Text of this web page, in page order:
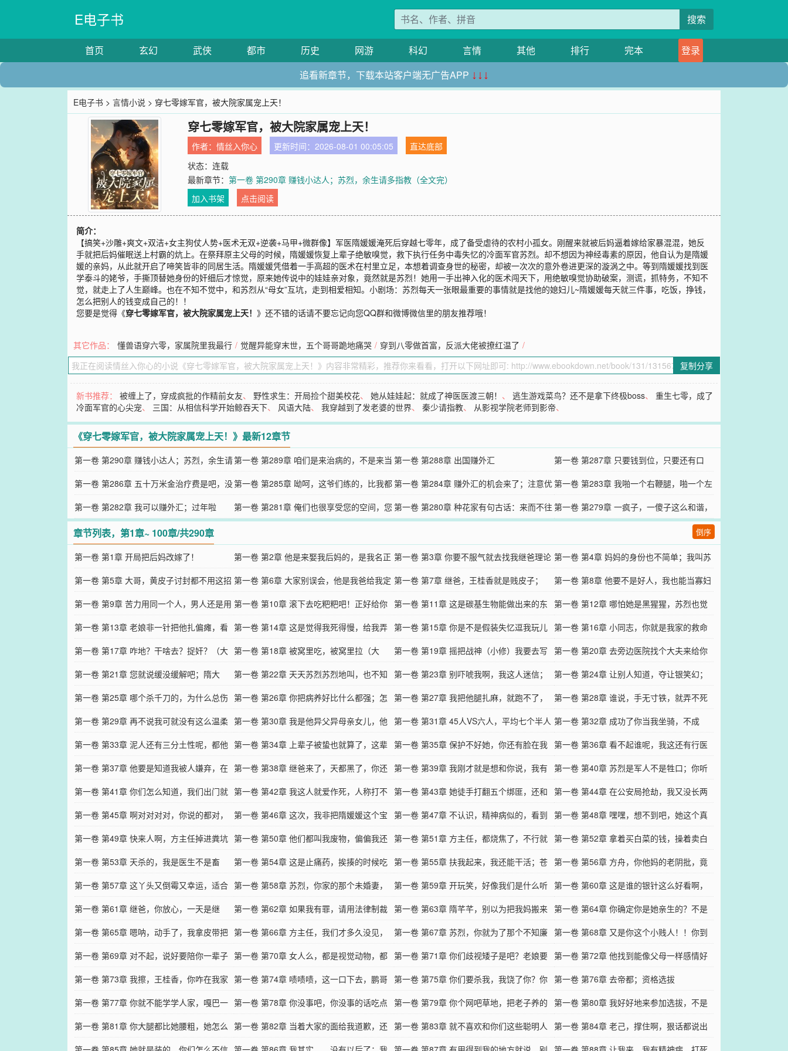
E电子书 搜索
首页 玄幻 武侠 都市 历史 网游 科幻 言情 其他 排行 完本
登录
追看新章节，下载本站客户端无广告APP ↓↓↓
E电子书 >言情小说 > 穿七零嫁军官，被大院家属宠上天！
穿七零嫁军官，被大院家属宠上天！
作者：情丝入你心 更新时间：2026-08-01 00:05:05
直达底部
状态：连载
最新章节：第一卷 第290章 赚钱小达人；苏烈，余生请多指教（全文完）
加入书架
点击阅读
简介：
【搞笑+沙雕+爽文+双洁+女主狗仗人势+医术无双+逆袭+马甲+微群像】军医隋媛媛淹死后穿越七零年，成了备受虐待的农村小孤女。刚醒来就被后妈逼着嫁给家暴混混，她反
手就把后妈催眠送上村霸的炕上。在祭拜原主父母的时候，隋媛媛恢复上辈子绝敏嗅觉，救下执行任务中毒失忆的冷面军官苏烈。却不想因为神经毒素的原因，他自认为是隋媛
媛的亲妈，从此就开启了啼笑皆非的同居生活。隋媛媛凭借着一手高超的医术在村里立足，本想着调查身世的秘密，却被一次次的意外卷进更深的漩涡之中。等到隋媛媛找到医
学泰斗的姥爷，手撕顶替她身份的奸细后才惊觉，原来她传说中的娃娃亲对象，竟然就是苏烈！她用一手出神入化的医术闯天下，用绝敏嗅觉协助破案，测谎，抓特务，不知不
觉，就走上了人生巅峰。也在不知不觉中，和苏烈从“母女”互坑，走到相爱相知。小剧场：苏烈每天一张眼最重要的事情就是找他的媳妇儿~隋媛媛每天就三件事，吃饭，挣钱，
怎么把别人的钱变成自己的！！
您要是觉得《穿七零嫁军官，被大院家属宠上天！》还不错的话请不要忘记向您QQ群和微博微信里的朋友推荐哦！
其它作品： 懂兽语穿六零，家属院里我最行 / 觉醒异能穿末世，五个哥哥跪地痛哭 / 穿到八零做首富，反派大佬被撩红温了 /
复制分享
新书推荐：被缠上了，穿成疯批的作精前女友、 野性求生：开局捡个甜美校花、她从娃娃起：就成了神医医渡三朝！ 、逃生游戏菜鸟？还不是拿下终极boss、重生七零，成了
冷面军官的心尖宠、 三国：从相信科学开始鲸吞天下、 风语大陆、我穿越到了发老婆的世界、秦少请指教、 从影视学院老师到影帝、
《穿七零嫁军官，被大院家属宠上天！》最新12章节
第一卷 第290章 赚钱小达人；苏烈，余生请
多指教（全文完）
第一卷 第289章 咱们是来治病的，不是来当
孙子的。
第一卷 第288章 出国赚外汇
第一卷 第287章 只要钱到位，只要还有口
气，我都能给薅回来
第一卷 第286章 五十万米金治疗费是吧，没
问题
第一卷 第285章 呦呵，这爷们练的，比我都
大
第一卷 第284章 赚外汇的机会来了；注意优
生优育
第一卷 第283章 我啪一个右鞭腿，啪一个左
前蹬
第一卷 第282章 我可以赚外汇；过年啦
第一卷 第281章 俺们也很享受您的空间，您 第一卷 第280章 种花家有句古话：来而不往 第一卷 第279章 一疯子，一傻子这么和谐，
章节列表，第1章~ 100章/共290章 倒序
第一卷 第1章 开局把后妈改嫁了！
第一卷 第2章 他是来娶我后妈的，是我名正
言顺的继爸！
第一卷 第3章 你要不服气就去找我继爸理论
啊
第一卷 第4章 妈妈的身份也不简单；我叫苏
烈，请帮我包扎
第一卷 第5章 大哥，黄皮子讨封都不用这招
好么
第一卷 第6章 大家别误会，他是我爸给我定
的娃娃亲。
第一卷 第7章 继爸，王桂香就是贱皮子；
滚，还是等我给钱
第一卷 第8章 他要不是好人，我也能当寡妇
的；考赤脚医生
第一卷 第9章 苦力用同一个人，男人还是用
同一个；狗咬狗
第一卷 第10章 滚下去吃粑粑吧！正好给你
们漱漱口！
第一卷 第11章 这是碳基生物能做出来的东
西？这是核反应堆
第一卷 第12章 哪怕她是黑猩猩，苏烈也觉
得她是最漂亮那只
第一卷 第13章 老娘非一针把他扎偏瘫，看
看我是不是废物！
第一卷 第14章 这是觉得我死得慢，给我弄
了个加速包啊！
第一卷 第15章 你是不是假装失忆逗我玩儿
呢？托梦感谢吧
第一卷 第16章 小同志，你就是我家的救命
恩人；飞针绝技
第一卷 第17章 咋地？干啥去？捉奸？（大
修）牛牛立大功
第一卷 第18章 被窝里吃，被窝里拉（大
修）
第一卷 第19章 摇把战神（小修）我要去写
大字报告你们！
第一卷 第20章 去旁边医院找个大夫来给你
当场出题；真神了
第一卷 第21章 您就说缓没缓解吧；隋大
夫，我们看好你！
第一卷 第22章 天天苏烈苏烈地叫，也不知
道喊妈；你要煮我
第一卷 第23章 别吓唬我啊，我这人迷信；
神了，真不流血了
第一卷 第24章 让别人知道，夺让银笑幻；
他们好像冲你来的
第一卷 第25章 哪个杀千刀的，为什么总伤
害我的挚爱亲朋？
第一卷 第26章 你把病养好比什么都强；怎
么诊所还养猴儿啊
第一卷 第27章 我把他腿扎麻，就跑不了，
我不就能生挖子弹
第一卷 第28章 谁说，手无寸铁，就弄不死
你们？
第一卷 第29章 再不说我可就没有这么温柔
了；来新鬼了
第一卷 第30章 我是他异父异母亲女儿，他
是我路边捡的亲妈
第一卷 第31章 45人VS六人，平均七个半人
踹咱一个
第一卷 第32章 成功了你当我坐骑，不成
功，我让苏烈叫你爹
第一卷 第33章 泥人还有三分土性呢，都他
妈把她当面团捏呢
第一卷 第34章 上辈子被蛰也就算了，这辈
子也被蜜蜂蛰
第一卷 第35章 保护不好她，你还有脸在我
家住；这房子方我
第一卷 第36章 看不起谁呢，我这还有行医
证呢
第一卷 第37章 他要是知道我被人嫌弃，在
天之灵，该夺伤心
第一卷 第38章 继爸来了，天都黑了，你还
出来溜猪啊？
第一卷 第39章 我刚才就是想和你说，我有
枪！
第一卷 第40章 苏烈是军人不是牲口；你听
到了，不是我不干
第一卷 第41章 你们怎么知道，我们出门就
抓到五个嫌疑人啊
第一卷 第42章 我这人就爱作死，人称打不
死的小强。
第一卷 第43章 她徒手打翻五个绑匪，还和
我说她胆子小
第一卷 第44章 在公安局抢劫，我又没长两
个脑袋！
第一卷 第45章 啊对对对对，你说的都对，
我就是个废物
第一卷 第46章 这次，我非把隋媛媛这个宝
贝嘎达给挖过来
第一卷 第47章 不认识，精神病似的，看到
我就扑过来！
第一卷 第48章 嘿嘿，想不到吧，她这个真
的，假装冒牌货呢
第一卷 第49章 快来人啊，方主任掉进粪坑
里了！
第一卷 第50章 他们都叫我废物，偏偏我还
不争气，
第一卷 第51章 方主任，都烧焦了，不行就
切了吧
第一卷 第52章 拿着买白菜的钱，操着卖白
粉的心
第一卷 第53章 天杀的，我是医生不是畜
生，凭什么不给我钱
第一卷 第54章 这是止痛药，挨揍的时候吃
两个；骚起来了
第一卷 第55章 扶我起来，我还能干活；苍
蝇腿也是肉啊
第一卷 第56章 方舟，你他妈的老阴批，竟
然出卖我们
第一卷 第57章 这丫头又倒霉又幸运，适合
来咱们特军处
第一卷 第58章 苏烈，你家的那个未婚妻，
是假冒的！
第一卷 第59章 开玩笑，好像我们是什么听
话的人
第一卷 第60章 这是谁的银针这么好看啊，
是我的呀
第一卷 第61章 继爸，你放心，一天是继
爸，一辈子都是！
第一卷 第62章 如果我有罪，请用法律制裁
我
第一卷 第63章 隋芊芊，别以为把我妈搬来
我就会妥协
第一卷 第64章 你确定你是她亲生的？不是
被谁恶意调换？
第一卷 第65章 嗯呐，动手了，我拿皮带把
你妈抽了一顿
第一卷 第66章 方主任，我们才多久没见，
您就不记得我了？
第一卷 第67章 苏烈，你就为了那个不知廉
耻的女人辜负芊芊
第一卷 第68章 又是你这个小贱人！！你到
底要干什么？
第一卷 第69章 对不起，说好要陪你一辈子
的
第一卷 第70章 女人么，都是视觉动物，都
喜欢男人好看
第一卷 第71章 你们歧视矮子是吧？老娘要
写大字报告你
第一卷 第72章 他找到能像父母一样感情好
的女孩了
第一卷 第73章 我擦，王桂香，你咋在我家
门口趴着？
第一卷 第74章 啧啧啧，这一口下去，鹏哥
都变成月月姐了
第一卷 第75章 你们要杀我，我饶了你？你
看我像你爹不？
第一卷 第76章 去帝都；资格选拔
第一卷 第77章 你就不能学学人家，嘎巴一
下当个军长啥的
第一卷 第78章 你没事吧，你没事的话吃点
溜溜梅去吧！
第一卷 第79章 你个网吧草地，把老子养的
蟑螂给踩死了
第一卷 第80章 我好好地来参加选拔，不是
来当化粪池的
第一卷 第81章 你大腿都比她腰粗，她怎么 第一卷 第82章 当着大家的面给我道歉，还 第一卷 第83章 就不喜欢和你们这些聪明人 第一卷 第84章 老己，撑住啊，狠话都说出